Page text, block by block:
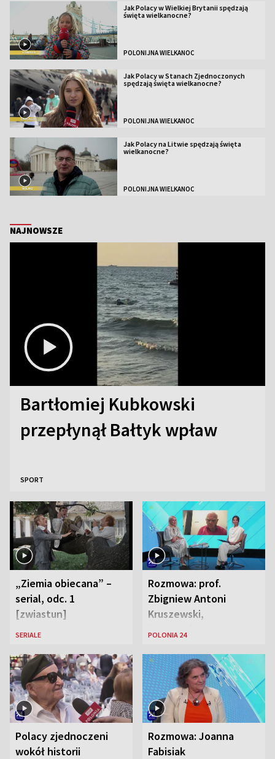
Jak Polacy w Wielkiej Brytanii spędzają
święta wielkanocne?
POLONIJNA WIELKANOC
Jak Polacy w Stanach Zjednoczonych
spędzają święta wielkanocne?
POLONIJNA WIELKANOC
Jak Polacy na Litwie spędzają święta
wielkanocne?
POLONIJNA WIELKANOC
NAJNOWSZE
Bartłomiej Kubkowski
przepłynął Bałtyk wpław
SPORT
„Ziemia obiecana” –
serial, odc. 1
[zwiastun]
SERIALE
Rozmowa: prof.
Zbigniew Antoni
Kruszewski,
Powstaniec
Zaryan, piosenkarka
POLONIA 24
Polacy zjednoczeni
wokół historii
Rozmowa: Joanna
Fabisiak